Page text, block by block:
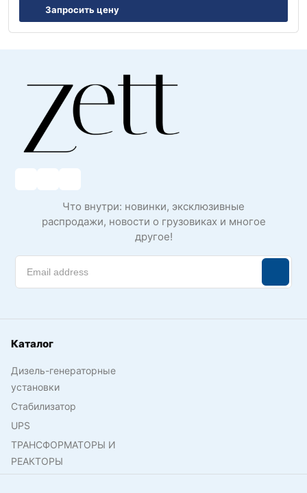
Запросить цену
Что внутри: новинки, эксклюзивные
распродажи, новости о грузовиках и многое
другое!
Каталог
Дизель-генераторные
установки
Стабилизатор
UPS
ТРАНСФОРМАТОРЫ И
РЕАКТОРЫ